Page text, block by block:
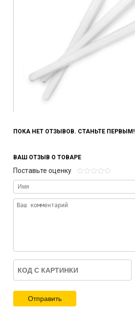
ПОКА НЕТ ОТЗЫВОВ. СТАНЬТЕ ПЕРВЫМ!
ВАШ ОТЗЫВ О ТОВАРЕ
Поставьте оценку
Отправить